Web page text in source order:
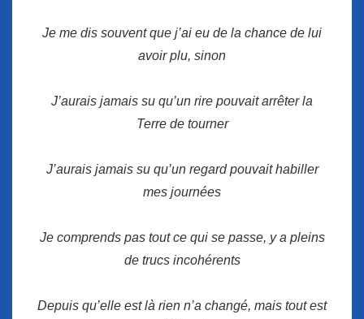
Je me dis souvent que j’ai eu de la chance de lui
avoir plu, sinon
J’aurais jamais su qu’un rire pouvait arrêter la
Terre de tourner
J’aurais jamais su qu’un regard pouvait habiller
mes journées
Je comprends pas tout ce qui se passe, y a pleins
de trucs incohérents
Depuis qu’elle est là rien n’a changé, mais tout est